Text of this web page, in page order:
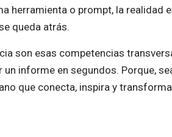
herramienta o prompt, la
queda atrás.
son esas competencias
un informe en segundos. Porque,
que conecta, inspira y